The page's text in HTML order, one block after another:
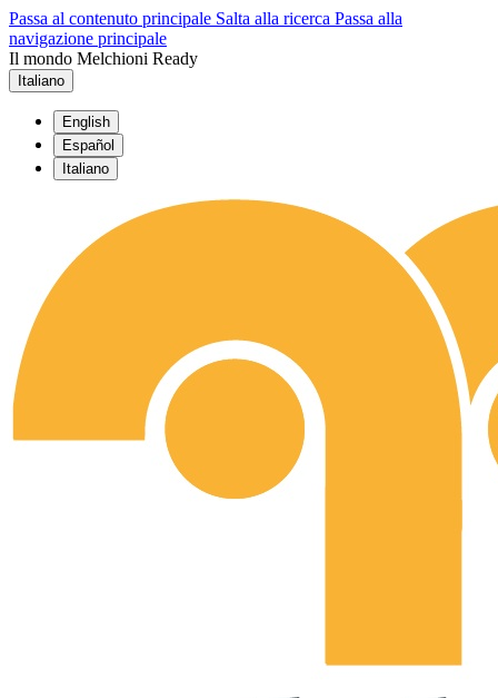
Passa al contenuto principale Salta alla ricerca Passa alla
navigazione principale
Il mondo Melchioni Ready
Italiano
English
Español
Italiano